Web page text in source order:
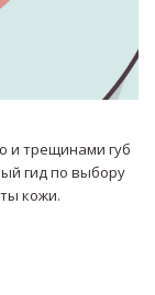
и трещинами губ
гид по выбору
кожи.